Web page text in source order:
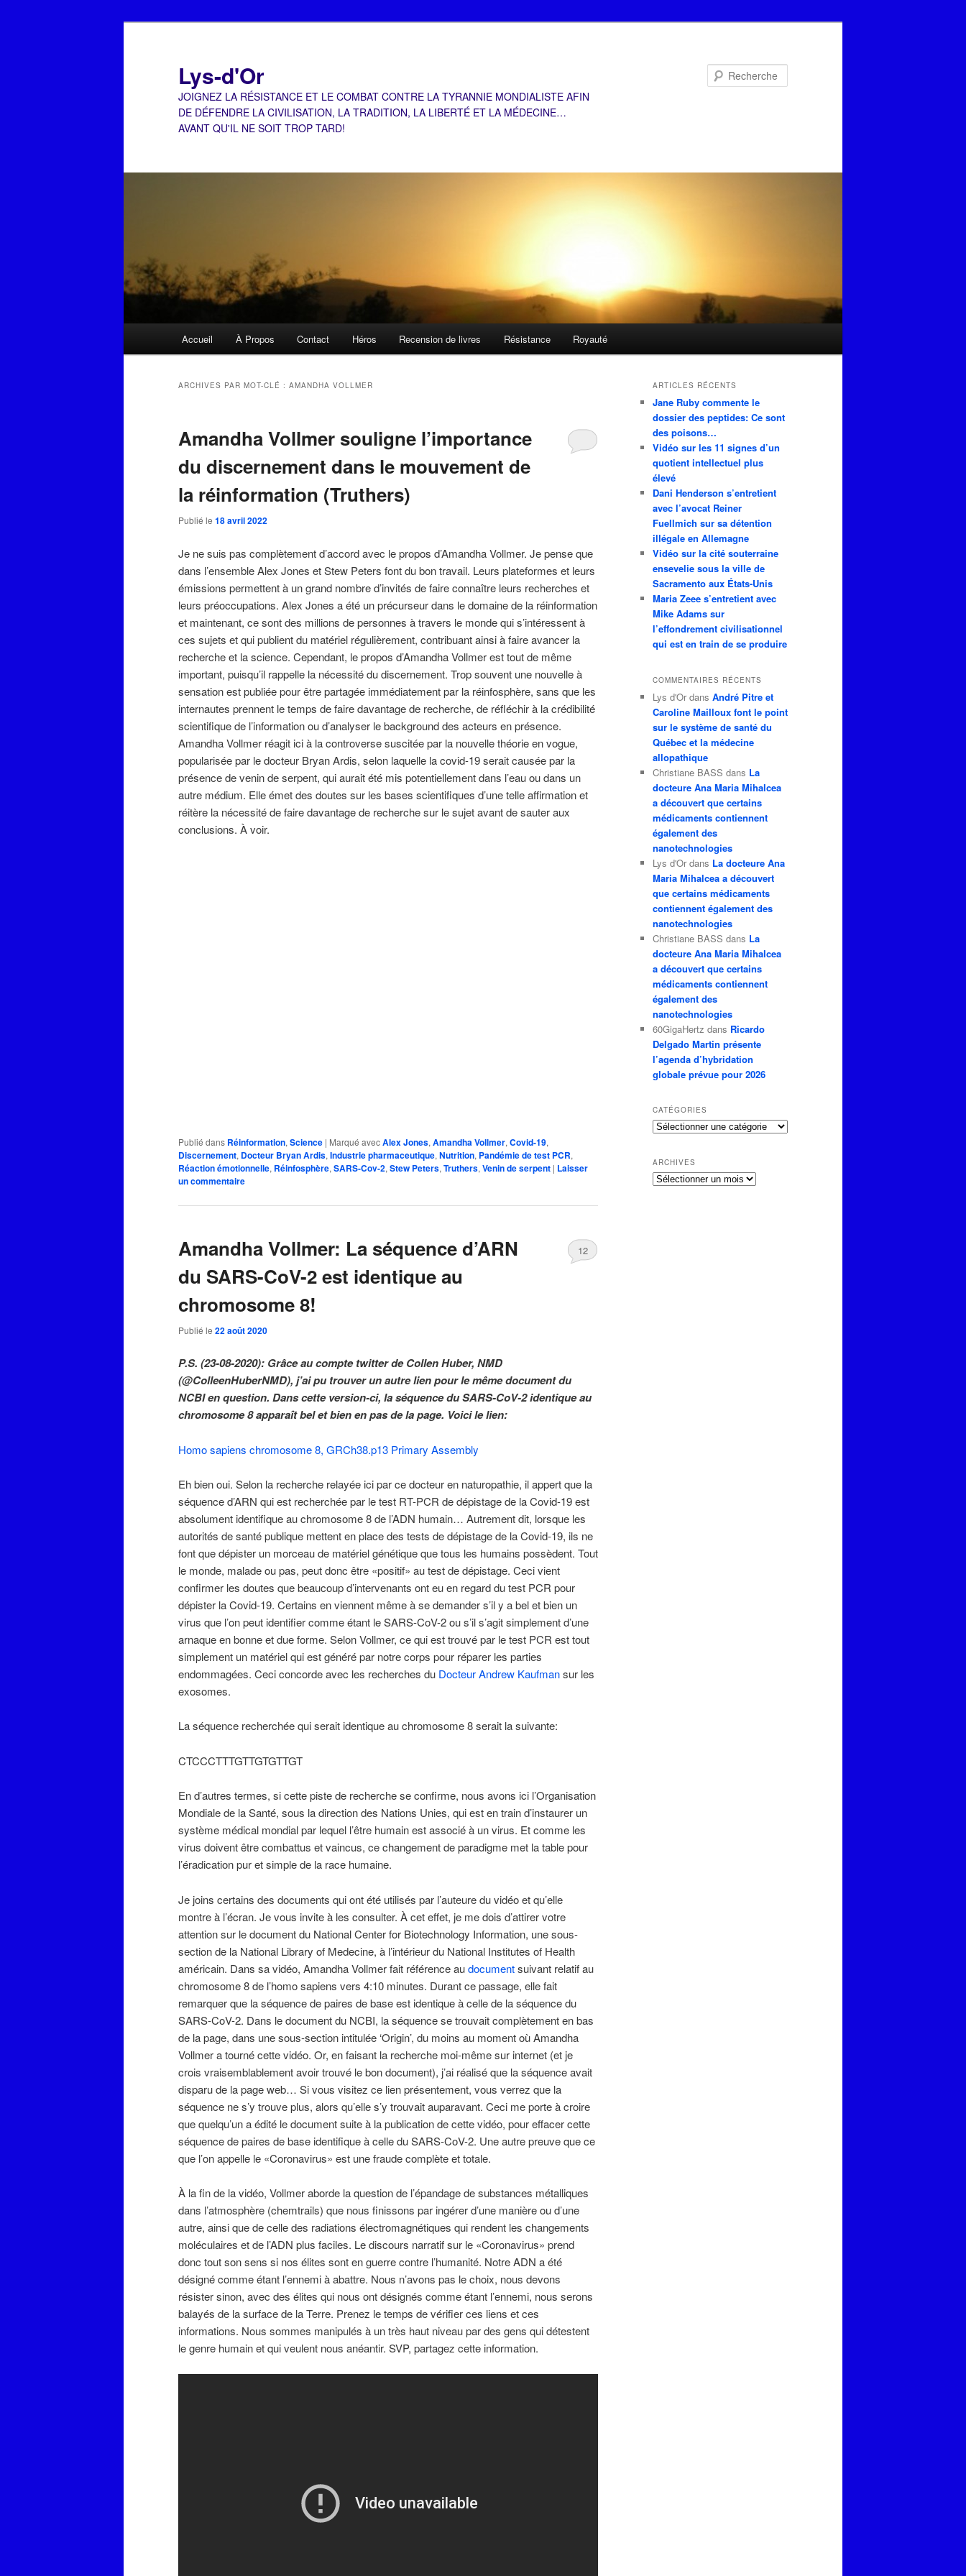
Lys-d'Or
JOIGNEZ LA RÉSISTANCE ET LE COMBAT CONTRE LA TYRANNIE MONDIALISTE AFIN
DE DÉFENDRE LA CIVILISATION, LA TRADITION, LA LIBERTÉ ET LA MÉDECINE…
AVANT QU'IL NE SOIT TROP TARD!
Accueil À Propos Contact Héros Recension de livres Résistance Royauté
ARCHIVES PAR MOT-CLÉ : AMANDHA VOLLMER
Amandha Vollmer souligne l’importance
du discernement dans le mouvement de
la réinformation (Truthers)
Publié le 18 avril 2022
Je ne suis pas complètement d’accord avec le propos d’Amandha Vollmer. Je pense que
dans l’ensemble Alex Jones et Stew Peters font du bon travail. Leurs plateformes et leurs
émissions permettent à un grand nombre d’invités de faire connaître leurs recherches et
leurs préoccupations. Alex Jones a été un précurseur dans le domaine de la réinformation
et maintenant, ce sont des millions de personnes à travers le monde qui s’intéressent à
ces sujets et qui publient du matériel régulièrement, contribuant ainsi à faire avancer la
recherche et la science. Cependant, le propos d’Amandha Vollmer est tout de même
important, puisqu’il rappelle la nécessité du discernement. Trop souvent une nouvelle à
sensation est publiée pour être partagée immédiatement par la réinfosphère, sans que les
internautes prennent le temps de faire davantage de recherche, de réfléchir à la crédibilité
scientifique de l’information ou d’analyser le background des acteurs en présence.
Amandha Vollmer réagit ici à la controverse suscitée par la nouvelle théorie en vogue,
popularisée par le docteur Bryan Ardis, selon laquelle la covid-19 serait causée par la
présence de venin de serpent, qui aurait été mis potentiellement dans l’eau ou dans un
autre médium. Elle émet des doutes sur les bases scientifiques d’une telle affirmation et
réitère la nécessité de faire davantage de recherche sur le sujet avant de sauter aux
conclusions. À voir.
Publié dans Réinformation, Science | Marqué avecAlex Jones, Amandha Vollmer, Covid-19,
Discernement, Docteur Bryan Ardis, Industrie pharmaceutique, Nutrition, Pandémie de test PCR,
Réaction émotionnelle, Réinfosphère, SARS-Cov-2, Stew Peters, Truthers, Venin de serpent | Laisser
un commentaire
Amandha Vollmer: La séquence d’ARN
du SARS-CoV-2 est identique au
chromosome 8!
Publié le 22 août 2020
12
P.S. (23-08-2020): Grâce au compte twitter de Collen Huber, NMD
(@ColleenHuberNMD), j’ai pu trouver un autre lien pour le même document du
NCBI en question. Dans cette version-ci, la séquence du SARS-CoV-2 identique au
chromosome 8 apparaît bel et bien en pas de la page. Voici le lien:
Homo sapiens chromosome 8, GRCh38.p13 Primary Assembly
Eh bien oui. Selon la recherche relayée ici par ce docteur en naturopathie, il appert que la
séquence d’ARN qui est recherchée par le test RT-PCR de dépistage de la Covid-19 est
absolument identifique au chromosome 8 de l’ADN humain… Autrement dit, lorsque les
autorités de santé publique mettent en place des tests de dépistage de la Covid-19, ils ne
font que dépister un morceau de matériel génétique que tous les humains possèdent. Tout
le monde, malade ou pas, peut donc être «positif» au test de dépistage. Ceci vient
confirmer les doutes que beaucoup d’intervenants ont eu en regard du test PCR pour
dépister la Covid-19. Certains en viennent même à se demander s’il y a bel et bien un
virus que l’on peut identifier comme étant le SARS-CoV-2 ou s’il s’agit simplement d’une
arnaque en bonne et due forme. Selon Vollmer, ce qui est trouvé par le test PCR est tout
simplement un matériel qui est généré par notre corps pour réparer les parties
endommagées. Ceci concorde avec les recherches du Docteur Andrew Kaufmansur les
exosomes.
La séquence recherchée qui serait identique au chromosome 8 serait la suivante:
CTCCCTTTGTTGTGTTGT
En d’autres termes, si cette piste de recherche se confirme, nous avons ici l’Organisation
Mondiale de la Santé, sous la direction des Nations Unies, qui est en train d’instaurer un
système médical mondial par lequel l’être humain est associé à un virus. Et comme les
virus doivent être combattus et vaincus, ce changement de paradigme met la table pour
l’éradication pur et simple de la race humaine.
Je joins certains des documents qui ont été utilisés par l’auteure du vidéo et qu’elle
montre à l’écran. Je vous invite à les consulter. À cet effet, je me dois d’attirer votre
attention sur le document du National Center for Biotechnology Information, une sous-
section de la National Library of Medecine, à l’intérieur du National Institutes of Health
américain. Dans sa vidéo, Amandha Vollmer fait référence audocumentsuivant relatif au
chromosome 8 de l’homo sapiens vers 4:10 minutes. Durant ce passage, elle fait
remarquer que la séquence de paires de base est identique à celle de la séquence du
SARS-CoV-2. Dans le document du NCBI, la séquence se trouvait complètement en bas
de la page, dans une sous-section intitulée ‘Origin’, du moins au moment où Amandha
Vollmer a tourné cette vidéo. Or, en faisant la recherche moi-même sur internet (et je
crois vraisemblablement avoir trouvé le bon document), j’ai réalisé que la séquence avait
disparu de la page web… Si vous visitez ce lien présentement, vous verrez que la
séquence ne s’y trouve plus, alors qu’elle s’y trouvait auparavant. Ceci me porte à croire
que quelqu’un a édité le document suite à la publication de cette vidéo, pour effacer cette
séquence de paires de base identifique à celle du SARS-CoV-2. Une autre preuve que ce
que l’on appelle le «Coronavirus» est une fraude complète et totale.
À la fin de la vidéo, Vollmer aborde la question de l’épandage de substances métalliques
dans l’atmosphère (chemtrails) que nous finissons par ingérer d’une manière ou d’une
autre, ainsi que de celle des radiations électromagnétiques qui rendent les changements
moléculaires et de l’ADN plus faciles. Le discours narratif sur le «Coronavirus» prend
donc tout son sens si nos élites sont en guerre contre l’humanité. Notre ADN a été
désigné comme étant l’ennemi à abattre. Nous n’avons pas le choix, nous devons
résister sinon, avec des élites qui nous ont désignés comme étant l’ennemi, nous serons
balayés de la surface de la Terre. Prenez le temps de vérifier ces liens et ces
informations. Nous sommes manipulés à un très haut niveau par des gens qui détestent
le genre humain et qui veulent nous anéantir. SVP, partagez cette information.
ARTICLES RÉCENTS
Jane Ruby commente le
dossier des peptides: Ce sont
des poisons…
Vidéo sur les 11 signes d’un
quotient intellectuel plus
élevé
Dani Henderson s’entretient
avec l’avocat Reiner
Fuellmich sur sa détention
illégale en Allemagne
Vidéo sur la cité souterraine
ensevelie sous la ville de
Sacramento aux États-Unis
Maria Zeee s’entretient avec
Mike Adams sur
l’effondrement civilisationnel
qui est en train de se produire
COMMENTAIRES RÉCENTS
Lys d'Or dans André Pitre et
Caroline Mailloux font le point
sur le système de santé du
Québec et la médecine
allopathique
Christiane BASS dans La
docteure Ana Maria Mihalcea
a découvert que certains
médicaments contiennent
également des
nanotechnologies
Lys d'Or dans La docteure Ana
Maria Mihalcea a découvert
que certains médicaments
contiennent également des
nanotechnologies
Christiane BASS dans La
docteure Ana Maria Mihalcea
a découvert que certains
médicaments contiennent
également des
nanotechnologies
60GigaHertz dans Ricardo
Delgado Martin présente
l’agenda d’hybridation
globale prévue pour 2026
CATÉGORIES
Catégories
ARCHIVES
Archives